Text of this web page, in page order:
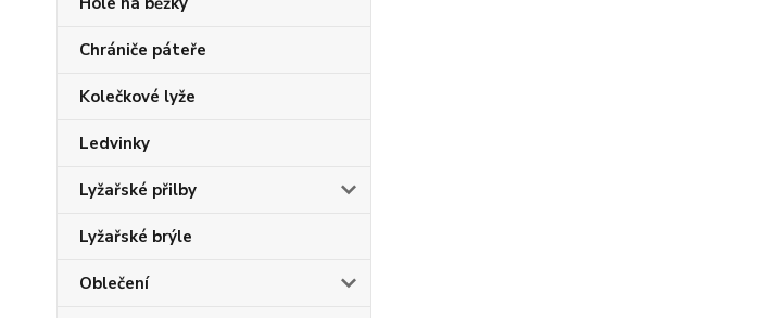
Chrániče páteře
Kolečkové lyže
Ledvinky
Lyžařské přilby
Lyžařské brýle
Oblečení